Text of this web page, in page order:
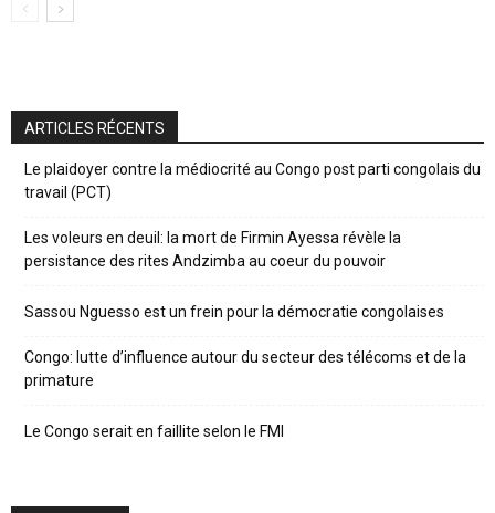
ARTICLES RÉCENTS
Le plaidoyer contre la médiocrité au Congo post parti congolais du
travail (PCT)
Les voleurs en deuil: la mort de Firmin Ayessa révèle la
persistance des rites Andzimba au coeur du pouvoir
Sassou Nguesso est un frein pour la démocratie congolaises
Congo: lutte d’influence autour du secteur des télécoms et de la
primature
Le Congo serait en faillite selon le FMI